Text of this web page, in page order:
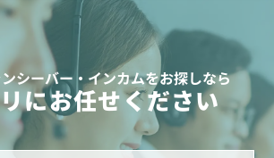
シーバー・インカムをお探しなら
にお任せください